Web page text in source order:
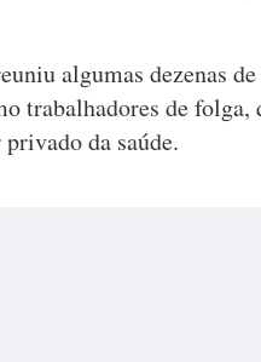
algumas dezenas
trabalhadores de
da saúde.